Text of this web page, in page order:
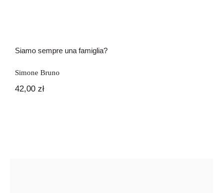
Siamo sempre una famiglia?
Simone Bruno
42,00 zł